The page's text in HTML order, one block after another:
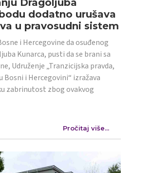
dodatno urušava
u pravosudni sistem
i Hercegovine da osuđenog
Kunarca, pusti da se brani sa
Udruženje „Tranzicijska pravda,
Bosni i Hercegovini“ izražava
zabrinutost zbog ovakvog
Pročitaj više...